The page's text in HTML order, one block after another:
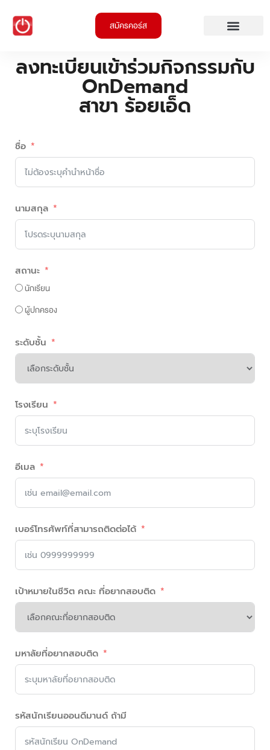
สมัครคอร์ส
ลงทะเบียนเข้าร่วมกิจกรรมกับ
OnDemand
สาขา ร้อยเอ็ด
ชื่อ
นามสกุล
สถานะ
นักเรียน
ผู้ปกครอง
ระดับชั้น
โรงเรียน
อีเมล
เบอร์โทรศัพท์ที่สามารถติดต่อได้
เป้าหมายในชีวิต คณะ ที่อยากสอบติด
มหาลัยที่อยากสอบติด
รหัสนักเรียนออนดีมานด์ ถ้ามี